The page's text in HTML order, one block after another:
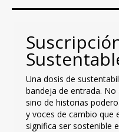
Una dosis de
bandeja de entrada.
sino de historias
y voces de cambio que
significa ser sostenible